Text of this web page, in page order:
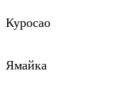
Куросао
Ямайка